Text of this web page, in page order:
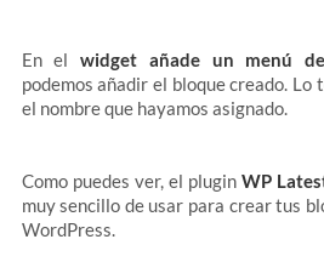
En el widget añade un menú
podemos añadir el bloque creado.
el nombre que hayamos asignado.
Como puedes ver, el plugin WP
muy sencillo de usar para crear tus
WordPress.